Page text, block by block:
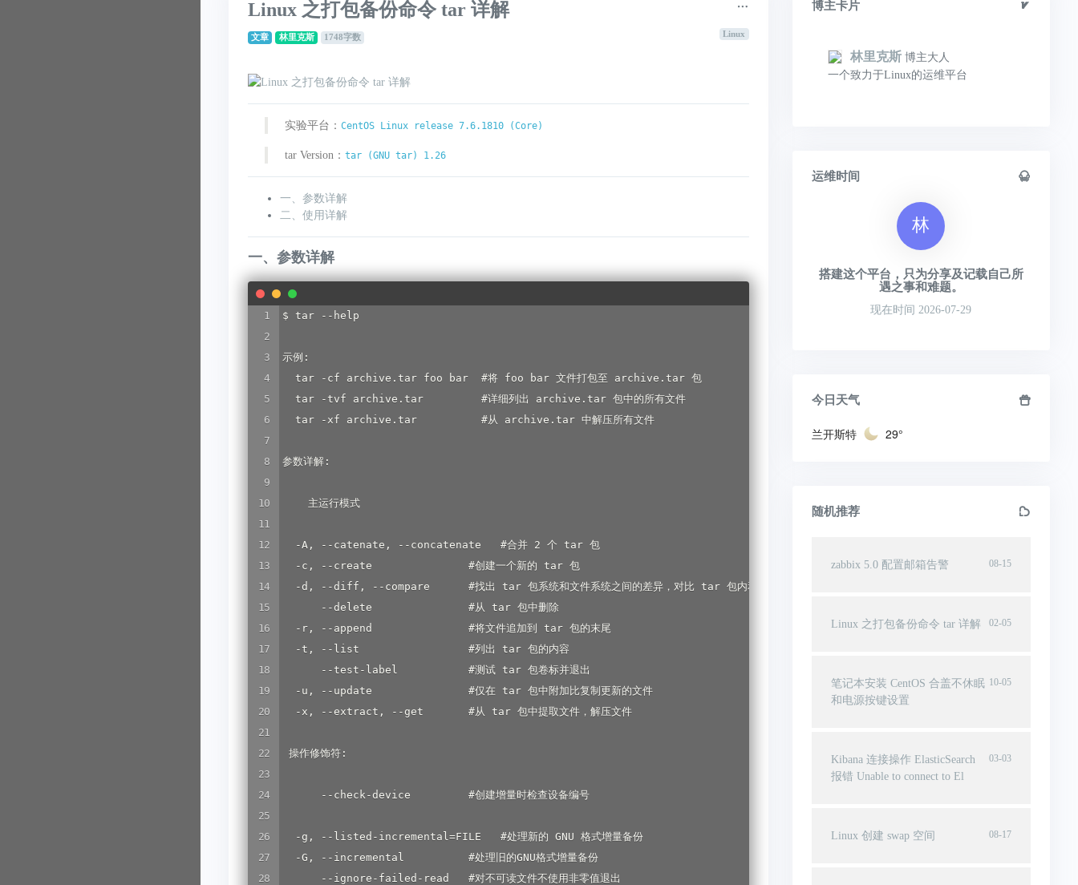
Linux 之打包备份命令 tar 详解
文章 林里克斯 1748字数 Linux
实验平台： CentOS Linux release 7.6.1810 (Core)
tar Version： tar (GNU tar) 1.26
一、参数详解
二、使用详解
一、参数详解
$ tar --help
示例:
  tar -cf archive.tar foo bar  #将 foo bar 文件打包至 archive.tar 包
  tar -tvf archive.tar         #详细列出 archive.tar 包中的所有文件
  tar -xf archive.tar          #从 archive.tar 中解压所有文件
参数详解:
    主运行模式
  -A, --catenate, --concatenate   #合并 2 个 tar 包
  -c, --create               #创建一个新的 tar 包
  -d, --diff, --compare      #找出 tar 包系统和文件系统之间的差异，对比 tar 包内和文件系统上的文件的差异
      --delete               #从 tar 包中删除
  -r, --append               #将文件追加到 tar 包的末尾
  -t, --list                 #列出 tar 包的内容
      --test-label           #测试 tar 包卷标并退出
  -u, --update               #仅在 tar 包中附加比复制更新的文件
  -x, --extract, --get       #从 tar 包中提取文件，解压文件
操作修饰符:
      --check-device         #创建增量时检查设备编号
  -g, --listed-incremental=FILE   #处理新的 GNU 格式增量备份
  -G, --incremental          #处理旧的GNU格式增量备份
      --ignore-failed-read   #对不可读文件不使用非零值退出
博主卡片
林里克斯 博主大人
一个致力于Linux的运维平台
运维时间
林
搭建这个平台，只为分享及记载自己所
遇之事和难题。
现在时间 2026-07-29
今日天气
兰开斯特 29°
随机推荐
08-15
zabbix 5.0 配置邮箱告警
02-05
Linux 之打包备份命令 tar 详解
10-05
笔记本安装 CentOS 合盖不休眠
和电源按键设置
03-03
Kibana 连接操作 ElasticSearch
报错 Unable to connect to El
08-17
Linux 创建 swap 空间